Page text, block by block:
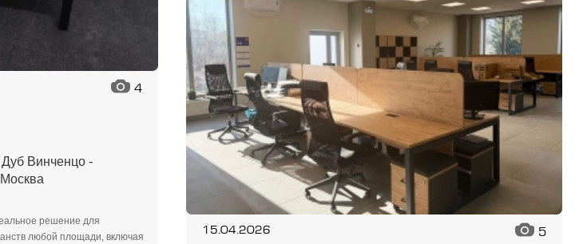
4
Винченцо -
решение для
любой площади, включая
15.04.2026 5